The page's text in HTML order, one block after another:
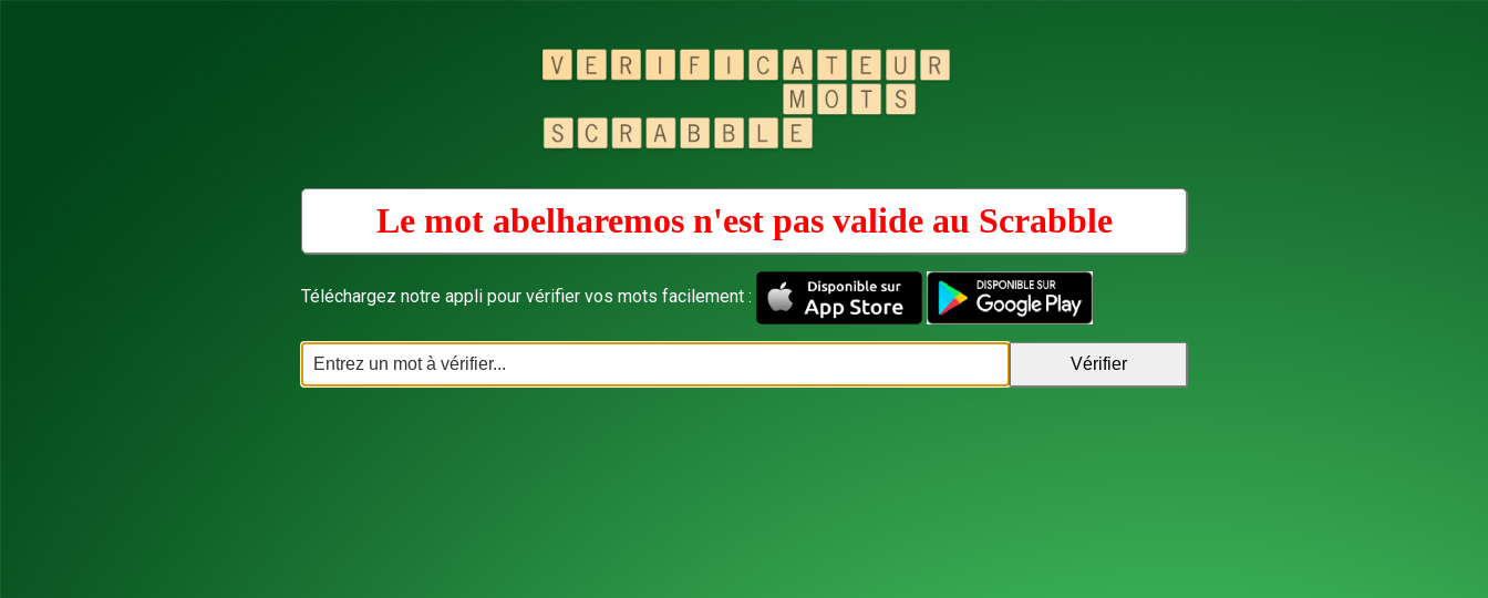
Le mot abelharemos n'est pas valide au Scrabble
Téléchargez notre appli pour vérifier vos mots facilement :